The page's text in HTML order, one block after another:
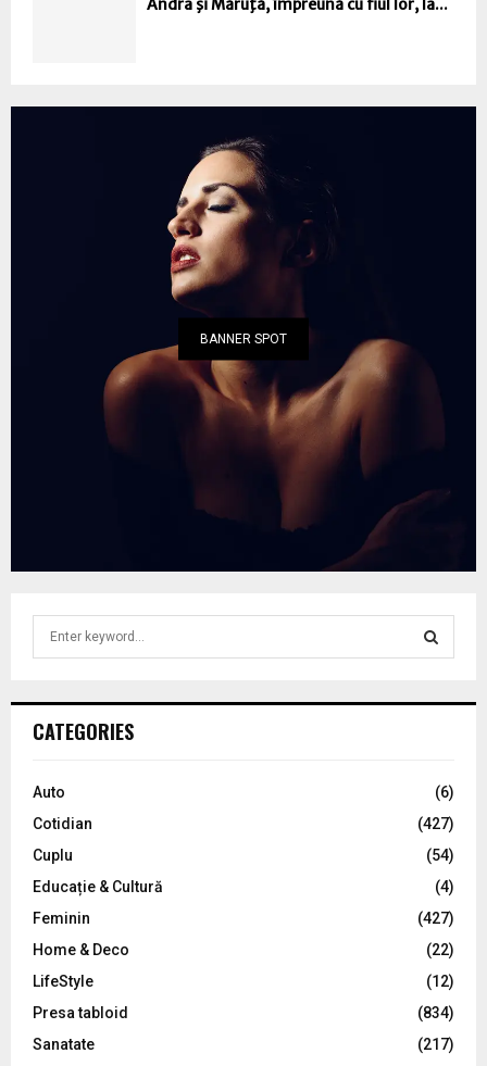
Andra şi Măruţă, împreună cu fiul lor, la...
BANNER SPOT
h
o
:
C
CATEGORIES
Auto
(6)
Cotidian
(427)
Cuplu
(54)
Educație & Cultură
(4)
Feminin
(427)
Home & Deco
(22)
LifeStyle
(12)
Presa tabloid
(834)
Sanatate
(217)